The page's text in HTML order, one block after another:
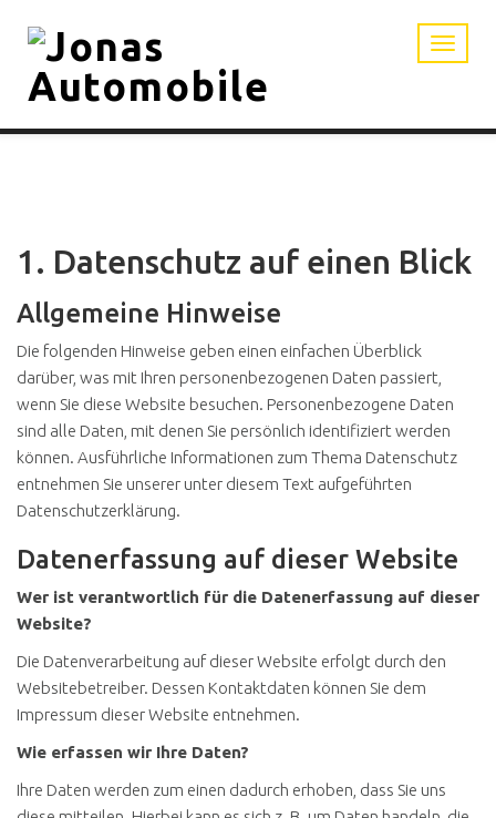
1. Datenschutz auf einen Blick
Allgemeine Hinweise
Die folgenden Hinweise geben einen einfachen Überblick
darüber, was mit Ihren personenbezogenen Daten passiert,
wenn Sie diese Website besuchen. Personenbezogene Daten
sind alle Daten, mit denen Sie persönlich identifiziert werden
können. Ausführliche Informationen zum Thema Datenschutz
entnehmen Sie unserer unter diesem Text aufgeführten
Datenschutzerklärung.
Datenerfassung auf dieser Website
Wer ist verantwortlich für die Datenerfassung auf dieser
Website?
Die Datenverarbeitung auf dieser Website erfolgt durch den
Websitebetreiber. Dessen Kontaktdaten können Sie dem
Impressum dieser Website entnehmen.
Wie erfassen wir Ihre Daten?
Ihre Daten werden zum einen dadurch erhoben, dass Sie uns